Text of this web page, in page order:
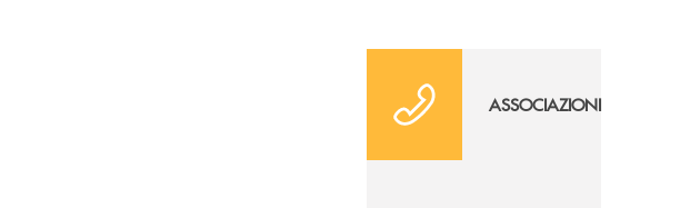
ASSOCIAZIONI